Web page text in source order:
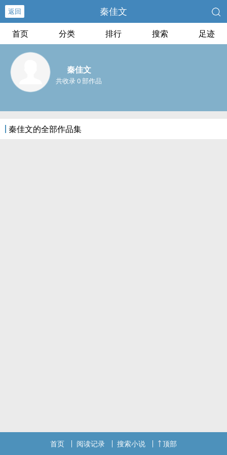
返回 秦佳文
首页 分类 排行 搜索 足迹
秦佳文
共收录 0 部作品
秦佳文的全部作品集
首页 阅读记录 搜索小说 顶部